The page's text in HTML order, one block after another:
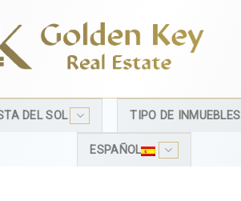
DEL SOL TIPO DE INMUEBLES
ESPAÑOL